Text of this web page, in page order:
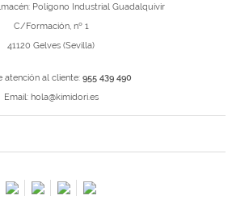
Polígono Industrial Guadalquivir
C/Formación, nº 1
41120 Gelves (Sevilla)
atención al cliente: 955 439 490
Email: hola@kimidori.es